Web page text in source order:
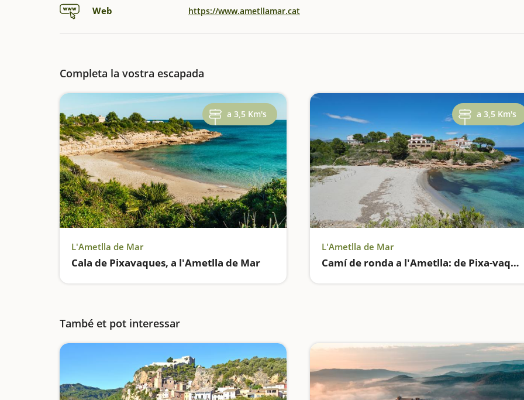
Web https://www.ametllamar.cat
Completa la vostra escapada
a 3,5 Km's
L'Ametlla de Mar
Cala de Pixavaques, a l'Ametlla de Mar
a 3,5 Km's
L'Ametlla de Mar
Camí de ronda a l'Ametlla: de Pixa-vaques a l'Estany Tort
També et pot interessar